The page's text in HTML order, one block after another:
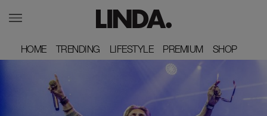
HOME
HOME TRENDING
TRENDING LIFESTYLE
LIFESTYLE PREMIUM
PREMIUM SHOP
SHOP